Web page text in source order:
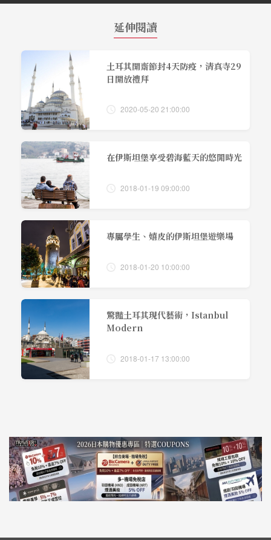
延伸閱讀
土耳其開齋節封4天防疫，清真寺29
日開放禮拜
2020-05-20 21:00:00
在伊斯坦堡享受碧海藍天的悠閒時光
2018-01-19 09:00:00
專屬學生、嬉皮的伊斯坦堡遊樂場
2018-01-20 10:00:00
驚豔土耳其現代藝術，Istanbul
Modern
2018-01-17 13:00:00